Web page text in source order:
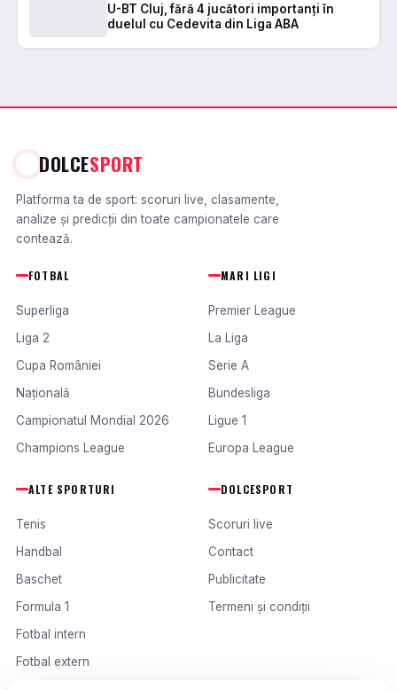
U-BT Cluj, fără 4 jucători importanți în
duelul cu Cedevita din Liga ABA
DOLCESPORT
Platforma ta de sport: scoruri live, clasamente,
analize și predicții din toate campionatele care
contează.
FOTBAL
Superliga
Liga 2
Cupa României
Națională
Campionatul Mondial 2026
Champions League
MARI LIGI
Premier League
La Liga
Serie A
Bundesliga
Ligue 1
Europa League
ALTE SPORTURI
Tenis
Handbal
Baschet
Formula 1
Fotbal intern
Fotbal extern
DOLCESPORT
Scoruri live
Contact
Publicitate
Termeni și condiții